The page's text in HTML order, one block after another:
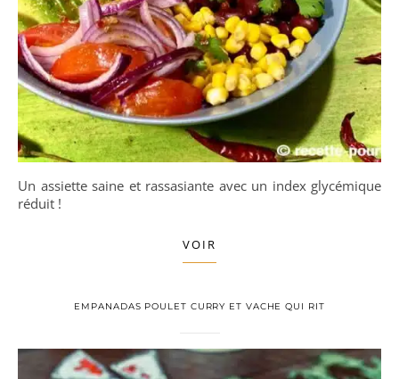
Un assiette saine et rassasiante avec un index glycémique
réduit !
VOIR
EMPANADAS POULET CURRY ET VACHE QUI RIT